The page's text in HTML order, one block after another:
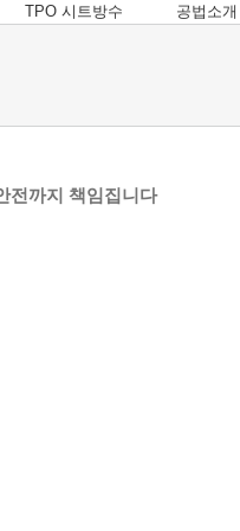
TPO 시트방수 공법소개
전까지 책임집니다